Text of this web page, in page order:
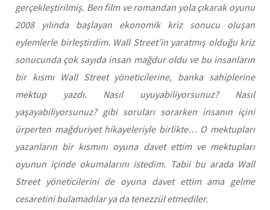
gerçekleştirilmiş. Ben film ve romandan yola çıkarak oyunu
2008 yılında başlayan ekonomik kriz sonucu oluşan
eylemlerle birleştirdim. Wall Street’in yaratmış olduğu kriz
sonucunda çok sayıda insan mağdur oldu ve bu insanların
bir kısmı Wall Street yöneticilerine, banka sahiplerine
mektup yazdı. Nasıl uyuyabiliyorsunuz? Nasıl
yaşayabiliyorsunuz? gibi soruları sorarken insanın içini
ürperten mağduriyet hikayeleriyle birlikte… O mektupları
yazanların bir kısmını oyuna davet ettim ve mektupları
oyunun içinde okumalarını istedim. Tabii bu arada Wall
Street yöneticilerini de oyuna davet ettim ama gelme
cesaretini bulamadılar ya da tenezzül etmediler.